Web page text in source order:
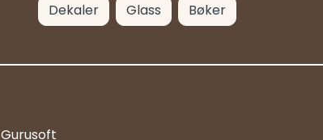
Dekaler Glass Bøker
Gurusoft